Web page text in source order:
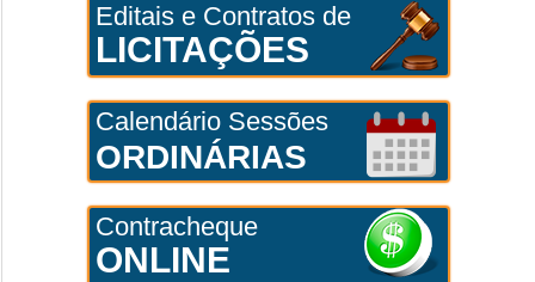
Editais e Contratos de
LICITAÇÕES
Calendário Sessões
ORDINÁRIAS
Contracheque
ONLINE